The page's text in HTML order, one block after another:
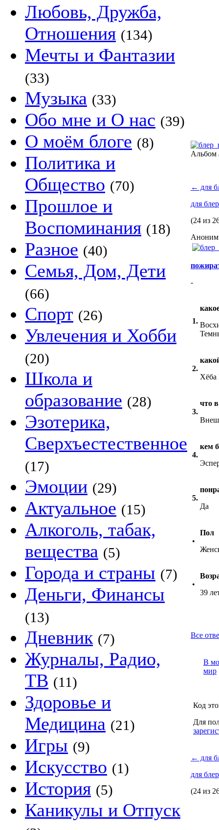
Любовь, Дружба,
Отношения (134)
Мечты и Фантазии
(33)
Музыка (33)
Обо мне и О нас (39)
О моём блоге (8)
Политика и
Общество (70)
Прошлое и
Воспоминания (18)
Разное (40)
Семья, Дом, Дети
(66)
Спорт (26)
Увлечения и Хобби
(20)
Школа и
образование (28)
Эзотерика,
Сверхъестественное
(17)
Эмоции (29)
Актуальное (15)
Алкоголь, табак,
вещества (5)
Города и страны (7)
Деньги, Финансы
(13)
Дневник (7)
Журналы, Радио,
ТВ (11)
Здоровье и
Медицина (21)
Игры (9)
Искусство (1)
История (5)
Каникулы и Отпуск
Альбом
← для
для
(24 из
Аноним
-
1.
2.
Хёба
3.
что
4.
кем
5.
Да
•
Пол
•
39
Все
В
мир
Код
Для
← для
для
(24 из